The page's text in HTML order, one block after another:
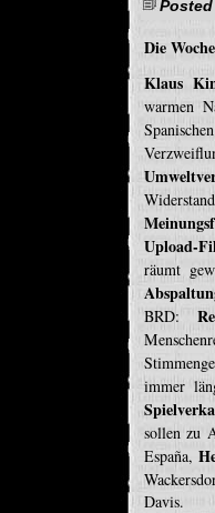
Die
Klaus
warmen
Spanischen
Upload-
räumt
BRD:
immer
sollen zu
España,
Davis.